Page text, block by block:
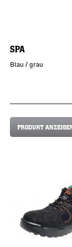
SPA
Blau / grau
PRODUKT